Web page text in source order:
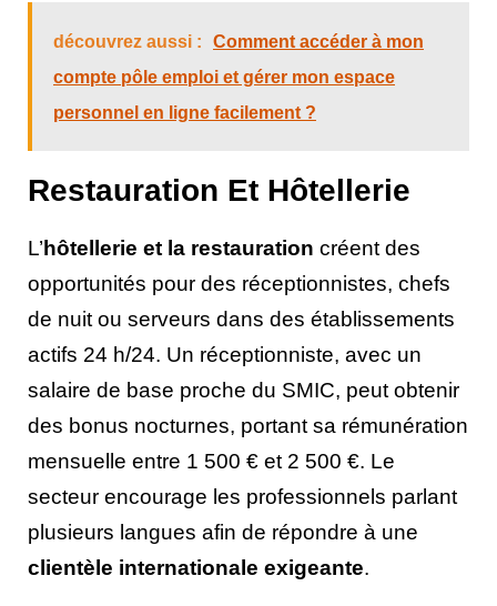
découvrez aussi :
Comment accéder à mon
compte pôle emploi et gérer mon espace
personnel en ligne facilement ?
Restauration Et Hôtellerie
L’hôtellerie et la restauration créent des
opportunités pour des réceptionnistes, chefs
de nuit ou serveurs dans des établissements
actifs 24 h/24. Un réceptionniste, avec un
salaire de base proche du SMIC, peut obtenir
des bonus nocturnes, portant sa rémunération
mensuelle entre 1 500 € et 2 500 €. Le
secteur encourage les professionnels parlant
plusieurs langues afin de répondre à une
clientèle internationale exigeante.